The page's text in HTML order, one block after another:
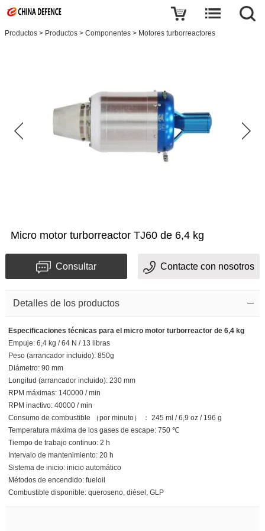
Productos > Productos > Componentes > Motores turborreactores
Micro motor turborreactor TJ60 de 6,4 kg
Consultar Contacte con nosotros
Detalles de los productos
Especificaciones técnicas para el micro motor turborreactor de 6,4 kg
Empuje: 6,4 kg / 64 N / 13 libras
Peso (arrancador incluido): 850g
Diámetro: 90 mm
Longitud (arrancador incluido): 230 mm
RPM máximas: 140000 / min
RPM inactivo: 40000 / min
Consumo de combustible （por minuto） ： 245 ml / 6,9 oz / 196 g
Temperatura máxima de los gases de escape: 750 ℃
Tiempo de trabajo continuo: 2 h
Intervalo de mantenimiento: 20 h
Sistema de inicio: inicio automático
Métodos de encendido: fueloil
Combustible disponible: queroseno, diésel, GLP